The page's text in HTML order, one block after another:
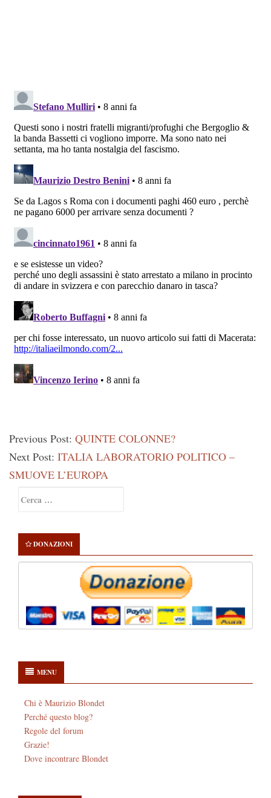
Previous Post: QUINTE COLONNE?
Next Post: ITALIA LABORATORIO POLITICO –
SMUOVE L’EUROPA
Sidebar
per:
DONAZIONI
MENU
Chi è Maurizio Blondet
Perché questo blog?
Regole del forum
Grazie!
Dove incontrare Blondet